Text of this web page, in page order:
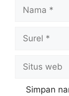
web
Simpan